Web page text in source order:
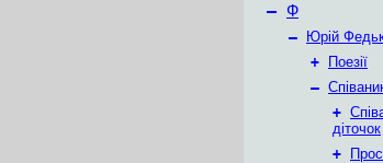
– Ф
–
Юрій
+
Поезії
–
+
діточок
+